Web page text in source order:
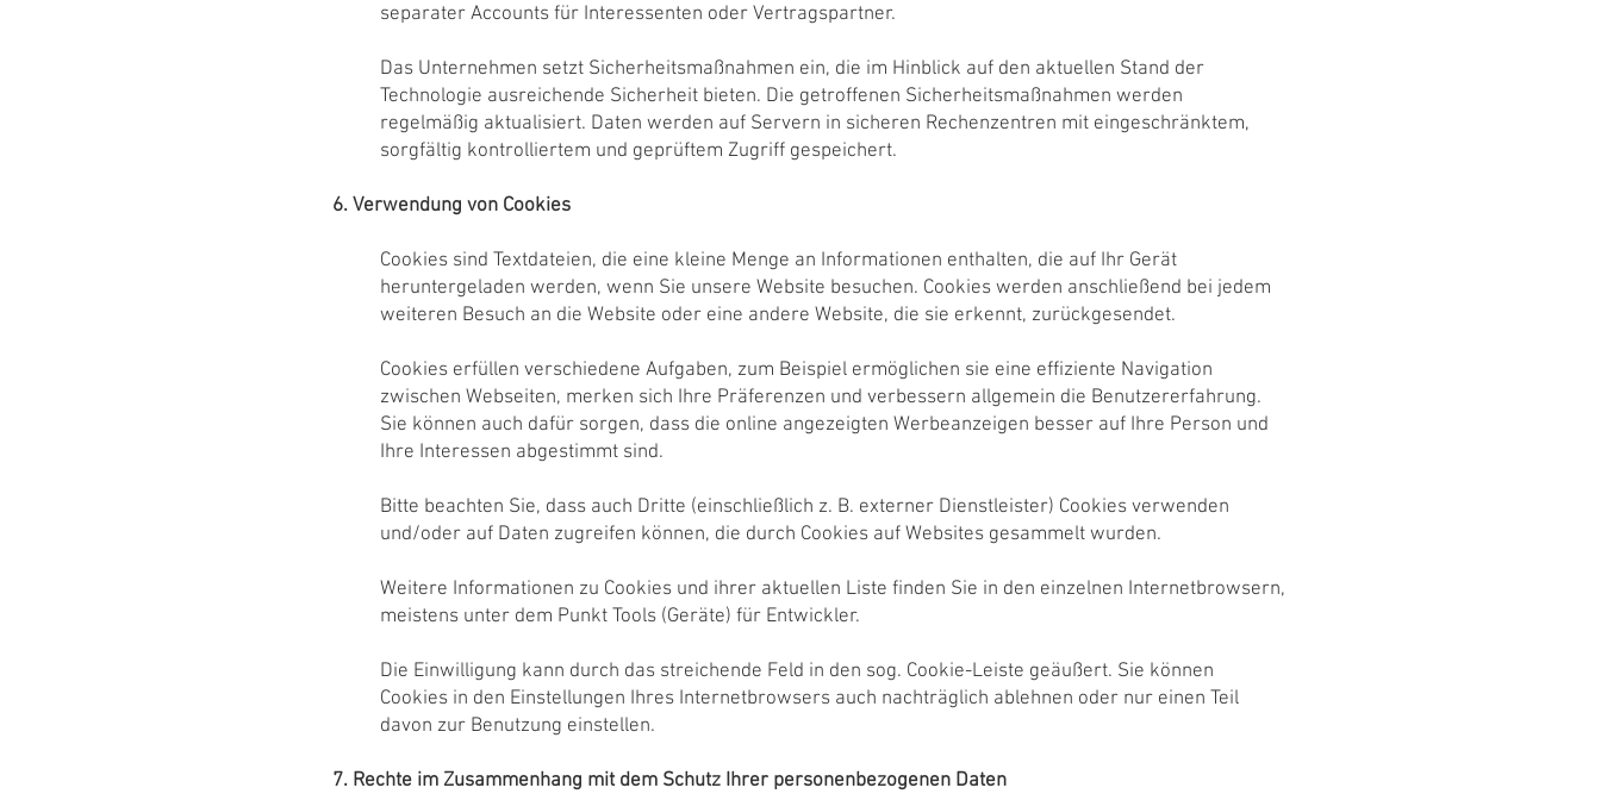
separater Accounts für Interessenten oder Vertragspartner.
Das Unternehmen setzt Sicherheitsmaßnahmen ein, die im Hinblick auf den aktuellen Stand der
Technologie ausreichende Sicherheit bieten. Die getroffenen Sicherheitsmaßnahmen werden
regelmäßig aktualisiert. Daten werden auf Servern in sicheren Rechenzentren mit eingeschränktem,
sorgfältig kontrolliertem und geprüftem Zugriff gespeichert.
6. Verwendung von Cookies
Cookies sind Textdateien, die eine kleine Menge an Informationen enthalten, die auf Ihr Gerät
heruntergeladen werden, wenn Sie unsere Website besuchen. Cookies werden anschließend bei jedem
weiteren Besuch an die Website oder eine andere Website, die sie erkennt, zurückgesendet.
Cookies erfüllen verschiedene Aufgaben, zum Beispiel ermöglichen sie eine effiziente Navigation
zwischen Webseiten, merken sich Ihre Präferenzen und verbessern allgemein die Benutzererfahrung.
Sie können auch dafür sorgen, dass die online angezeigten Werbeanzeigen besser auf Ihre Person und
Ihre Interessen abgestimmt sind.
Bitte beachten Sie, dass auch Dritte (einschließlich z. B. externer Dienstleister) Cookies verwenden
und/oder auf Daten zugreifen können, die durch Cookies auf Websites gesammelt wurden.
Weitere Informationen zu Cookies und ihrer aktuellen Liste finden Sie in den einzelnen Internetbrowsern,
meistens unter dem Punkt Tools (Geräte) für Entwickler.
Die Einwilligung kann durch das streichende Feld in den sog. Cookie-Leiste geäußert. Sie können
Cookies in den Einstellungen Ihres Internetbrowsers auch nachträglich ablehnen oder nur einen Teil
davon zur Benutzung einstellen.
7. Rechte im Zusammenhang mit dem Schutz Ihrer personenbezogenen Daten